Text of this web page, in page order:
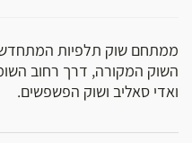
ממתחם שוק תלפיות
השוק המקורה, דרך רחוב
ואדי סאליב ושוק הפשפשים.